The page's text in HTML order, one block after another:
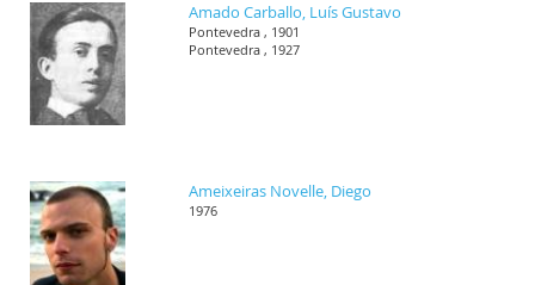
Amado Carballo, Luís Gustavo
Pontevedra , 1901
Pontevedra , 1927
Ameixeiras Novelle, Diego
1976